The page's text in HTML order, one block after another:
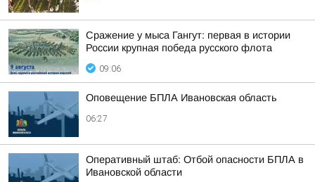
Сражение у мыса Гангут: первая в истории
России крупная победа русского флота
09:06
Оповещение БПЛА Ивановская область
06:27
Оперативный штаб: Отбой опасности БПЛА в
Ивановской области